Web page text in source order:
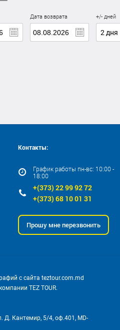
Дата возврата +/- дней
2 дня
Контакты:
График работы пн-вс: 10:00 -
18:00
+(373) 22 99 92 72
+(373) 68 10 01 31
Прошу мне перезвонить
с сайта teztour.com.md
TEZ TOUR.
Д. Кантемир, 5/4, оф.401, MD-